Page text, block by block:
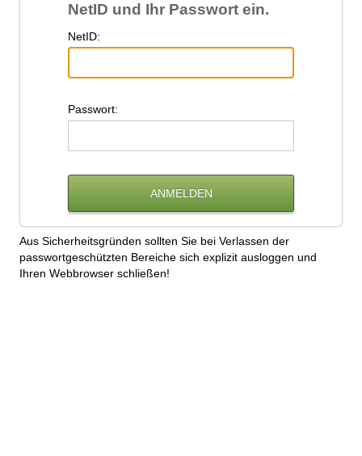
NetID und Ihr Passwort ein.
NetID:
Passwort:
Aus Sicherheitsgründen sollten Sie bei Verlassen der
passwortgeschützten Bereiche sich explizit ausloggen und
Ihren Webbrowser schließen!